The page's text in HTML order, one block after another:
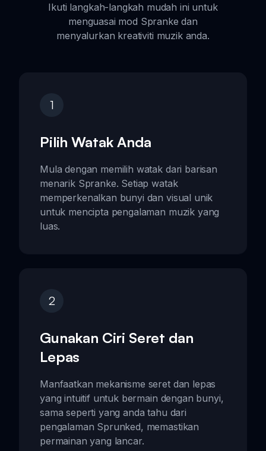
Ikuti langkah-langkah mudah ini untuk
menguasai mod Spranke dan
menyalurkan kreativiti muzik anda.
1
Pilih Watak Anda
Mula dengan memilih watak dari barisan
menarik Spranke. Setiap watak
memperkenalkan bunyi dan visual unik
untuk mencipta pengalaman muzik yang
luas.
2
Gunakan Ciri Seret dan
Lepas
Manfaatkan mekanisme seret dan lepas
yang intuitif untuk bermain dengan bunyi,
sama seperti yang anda tahu dari
pengalaman Sprunked, memastikan
permainan yang lancar.